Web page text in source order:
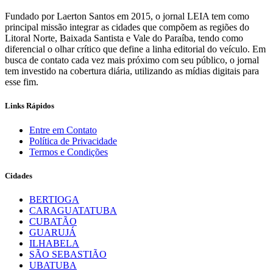
Fundado por Laerton Santos em 2015, o jornal LEIA tem como
principal missão integrar as cidades que compõem as regiões do
Litoral Norte, Baixada Santista e Vale do Paraíba, tendo como
diferencial o olhar crítico que define a linha editorial do veículo. Em
busca de contato cada vez mais próximo com seu público, o jornal
tem investido na cobertura diária, utilizando as mídias digitais para
esse fim.
Links Rápidos
Entre em Contato
Política de Privacidade
Termos e Condições
Cidades
BERTIOGA
CARAGUATATUBA
CUBATÃO
GUARUJÁ
ILHABELA
SÃO SEBASTIÃO
UBATUBA